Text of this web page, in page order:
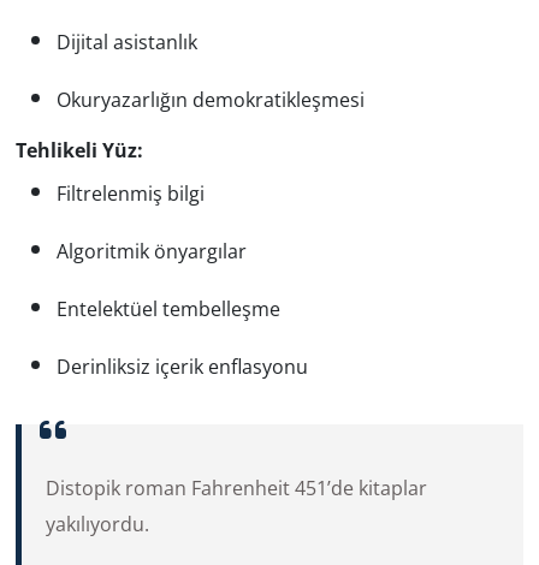
Dijital asistanlık
Okuryazarlığın demokratikleşmesi
Tehlikeli Yüz:
Filtrelenmiş bilgi
Algoritmik önyargılar
Entelektüel tembelleşme
Derinliksiz içerik enflasyonu
Distopik roman Fahrenheit 451’de kitaplar
yakılıyordu.